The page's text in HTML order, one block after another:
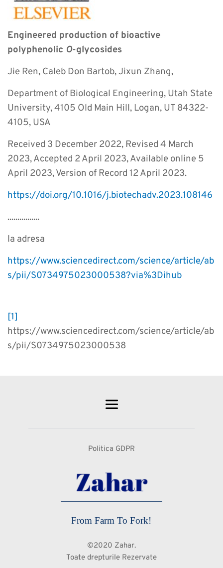
Engineered production of bioactive
polyphenolic O-glycosides
Jie Ren, Caleb Don Bartob, Jixun Zhang,
Department of Biological Engineering, Utah State
University, 4105 Old Main Hill, Logan, UT 84322-
4105, USA
Received 3 December 2022, Revised 4 March
2023, Accepted 2 April 2023, Available online 5
April 2023, Version of Record 12 April 2023.
https://doi.org/10.1016/j.biotechadv.2023.108146
................
la adresa
https://www.sciencedirect.com/science/article/ab
s/pii/S0734975023000538?via%3Dihub
[1]
https://www.sciencedirect.com/science/article/ab
s/pii/S0734975023000538
©2020 Zahar.
Toate drepturile Rezervate
From Farm To Fork!
Politica GDPR